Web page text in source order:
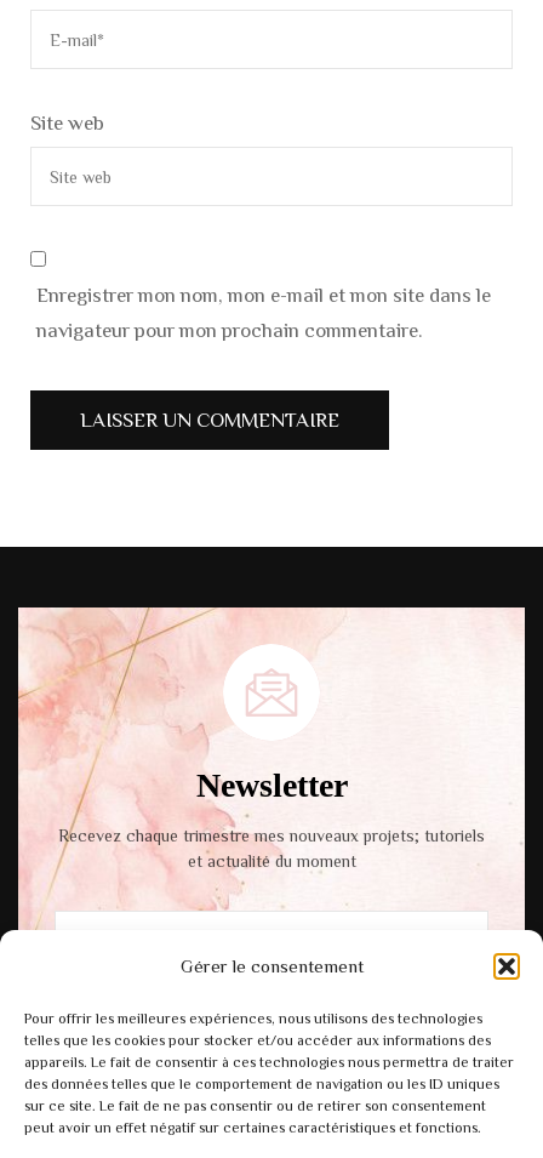
Gérer le consentement
Pour offrir les meilleures expériences, nous utilisons des technologies
telles que les cookies pour stocker et/ou accéder aux informations des
appareils. Le fait de consentir à ces technologies nous permettra de traiter
des données telles que le comportement de navigation ou les ID uniques
sur ce site. Le fait de ne pas consentir ou de retirer son consentement
peut avoir un effet négatif sur certaines caractéristiques et fonctions.
Site web
Enregistrer mon nom, mon e-mail et mon site dans le
navigateur pour mon prochain commentaire.
Newsletter
Recevez chaque trimestre mes nouveaux projets; tutoriels
et actualité du moment
politique de confidentialité.